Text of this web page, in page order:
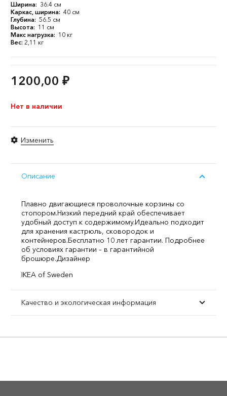
Ширина: 36.4 см
Каркас, ширина: 40 см
Глубина: 56.5 см
Высота: 11 см
Макс нагрузка: 10 кг
Вес: 2,11 кг
1200,00 ₽
Нет в наличии
Изменить
Описание
Плавно двигающиеся проволочные корзины со
стопором.Низкий передний край обеспечивает
удобный доступ к содержимому.Идеально подходит
для хранения кастрюль, сковородок и
контейнеров.Бесплатно 10 лет гарантии. Подробнее
об условиях гарантии – в гарантийной
брошюре.Дизайнер
IKEA of Sweden
Качество и экологическая информация